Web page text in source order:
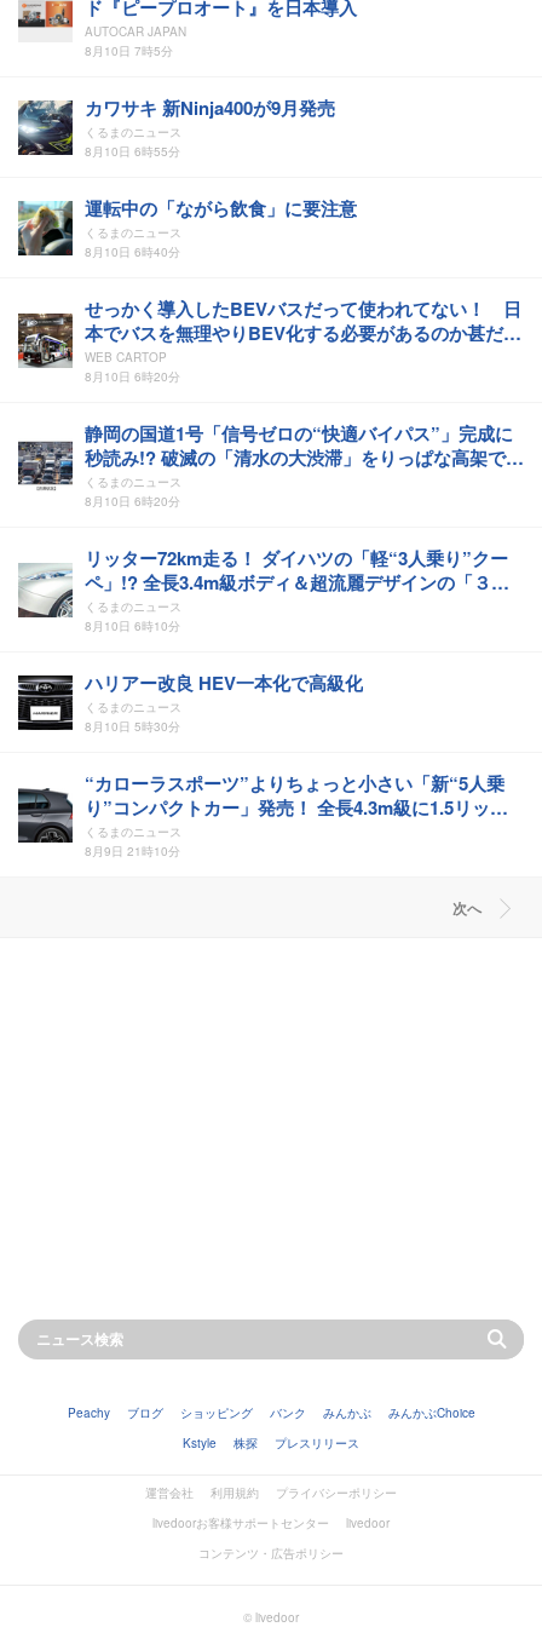
ド『ピープロオート』を日本導入
AUTOCAR JAPAN
8月10日 7時5分
カワサキ 新Ninja400が9月発売
くるまのニュース
8月10日 6時55分
運転中の「ながら飲食」に要注意
くるまのニュース
8月10日 6時40分
せっかく導入したBEVバスだって使われてない！ 日
本でバスを無理やりBEV化する必要があるのか甚だ疑
問!!
WEB CARTOP
8月10日 6時20分
静岡の国道1号「信号ゼロの“快適バイパス”」完成に
秒読み!? 破滅の「清水の大渋滞」をりっぱな高架で完
全スルー！ 26年度内開通の「静清BP 清水立体」上り
線が仕上げ作業を実施中
くるまのニュース
8月10日 6時20分
リッター72km走る！ ダイハツの「軽“3人乗り”クー
ペ」!? 全長3.4m級ボディ＆超流麗デザインの「３代
目」！ 660ccの直3エンジン搭載した「UFE」とは
くるまのニュース
8月10日 6時10分
ハリアー改良 HEV一本化で高級化
くるまのニュース
8月10日 5時30分
“カローラスポーツ”よりちょっと小さい「新“5人乗
り”コンパクトカー」発売！ 全長4.3m級に1.5リッタ
ー「ターボ」＆“スポーティ”外装！ VW「ゴルフ プレ
ミアムサウンドエディション」登場
くるまのニュース
8月9日 21時10分
次へ
Peachy ブログ ショッピング バンク みんかぶ
みんかぶChoice
Kstyle
株探 プレスリリース
運営会社 利用規約
プライバシーポリシー
livedoorお客様サポートセンター
livedoor
コンテンツ・広告ポリシー
© livedoor